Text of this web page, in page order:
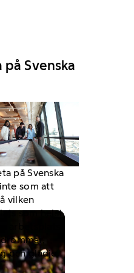
på Svenska
på Svenska
som att
vilken
som helst.
och glädje.